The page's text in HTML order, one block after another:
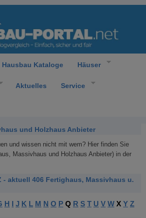
Hausbau Kataloge Häuser
Aktuelles Service
und Holzhaus Anbieter
und wissen nicht mit wem? Hier finden Sie
Massivhaus und Holzhaus Anbieter) in der
- aktuell 406 Fertighaus, Massivhaus u.
H I J K L M N O P Q R S T U V W X Y Z